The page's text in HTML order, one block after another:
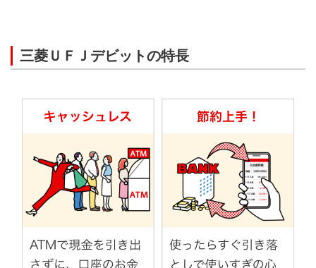
一回払い、分割払い、
おトクな特典は？
ご利用分の0.2％をキャッ
シュバック！交換手続き
不要！
ポイント還元など
※店舗・商品により、ご利用いただけない場合があります。
携帯電話料金や公共料金、ネットサービス
のお支払いもOK
携帯電話料金や公共料金、コンテンツ課金やネットサービ
三菱ＵＦＪデビットの特長